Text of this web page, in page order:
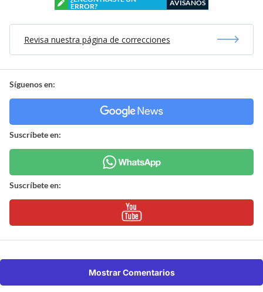
ERROR?
AVÍSANOS
Revisa nuestra página de correcciones
Síguenos en:
Suscríbete en:
Suscríbete en:
Mostrar Comentarios